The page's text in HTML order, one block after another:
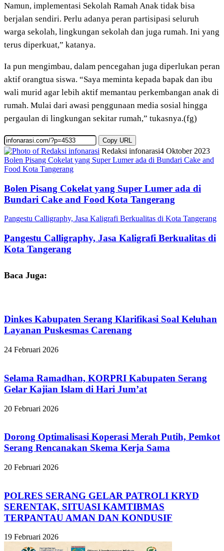
Namun, implementasi Sekolah Ramah Anak tidak bisa
berjalan sendiri. Perlu adanya peran partisipasi seluruh
warga sekolah, lingkungan sekolah dan juga rumah. Ini yang
terus diperkuat,” katanya.
Ia pun mengimbau, dalam pencegahan juga diperlukan peran
aktif orangtua siswa. “Saya meminta kepada bapak dan ibu
wali murid agar lebih aktif memantau perkembangan anak di
rumah. Mulai dari awasi penggunaan media sosial hingga
pergaulan di lingkungan sekitar rumah,” tukasnya.(fg)
Copy URL
Redaksi infonarasi4 Oktober 2023
Bolen Pisang Cokelat yang Super Lumer ada di Bundari Cake and
Food Kota Tangerang
Bolen Pisang Cokelat yang Super Lumer ada di
Bundari Cake and Food Kota Tangerang
Pangestu Calligraphy, Jasa Kaligrafi Berkualitas di Kota Tangerang
Pangestu Calligraphy, Jasa Kaligrafi Berkualitas di
Kota Tangerang
Baca Juga:
Dinkes Kabupaten Serang Klarifikasi Soal Keluhan
Layanan Puskesmas Carenang
24 Februari 2026
Selama Ramadhan, KORPRI Kabupaten Serang
Gelar Kajian Islam di Hari Jum’at
20 Februari 2026
Dorong Optimalisasi Koperasi Merah Putih, Pemkot
Serang Rencanakan Skema Kerja Sama
20 Februari 2026
POLRES SERANG GELAR PATROLI KRYD
SERENTAK, SITUASI KAMTIBMAS
TERPANTAU AMAN DAN KONDUSIF
19 Februari 2026